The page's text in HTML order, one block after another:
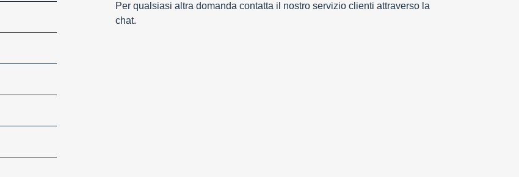
Per qualsiasi altra domanda contatta il nostro servizio clienti attraverso la
chat.